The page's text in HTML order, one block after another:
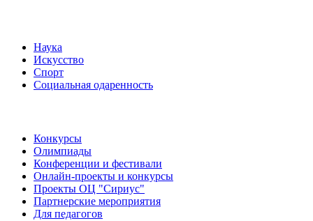
Наука
Искусство
Спорт
Социальная одаренность
Конкурсы
Олимпиады
Конференции и фестивали
Онлайн-проекты и конкурсы
Проекты ОЦ "Сириус"
Партнерские мероприятия
Для педагогов